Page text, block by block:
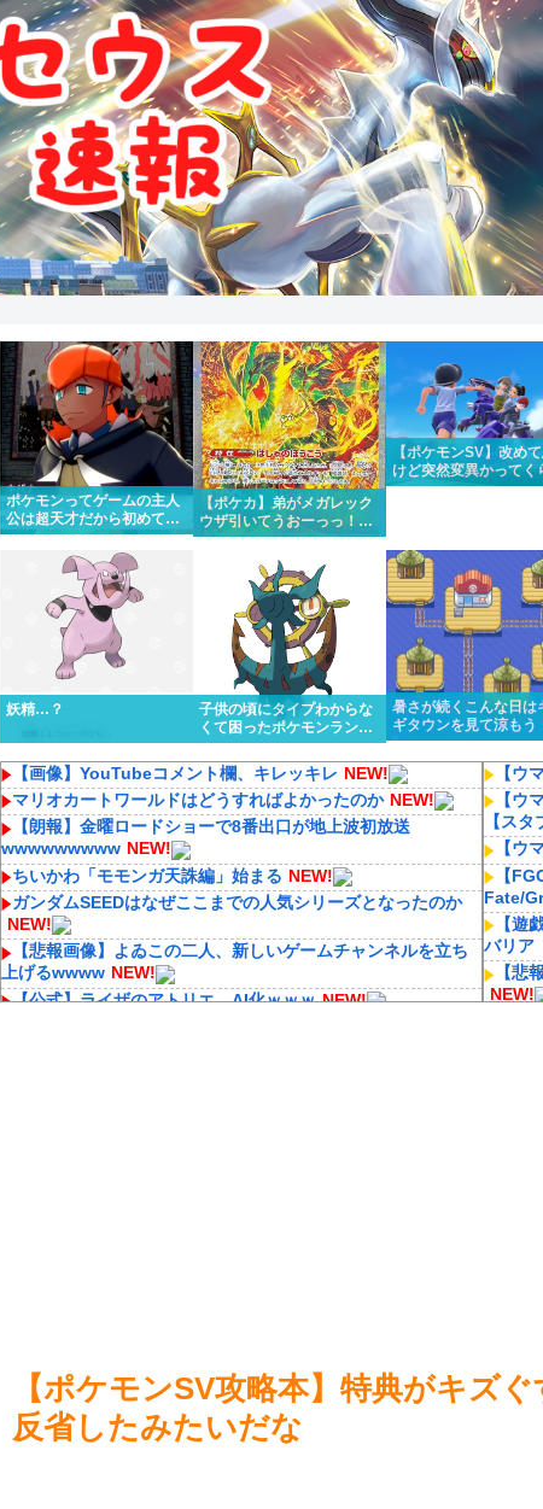
ポケモンってゲームの主人
公は超天才だから初めて出
場したポケモンリーグもさ
くっと優勝しちゃうけど…
【ポケカ】弟がメガレック
ウザ引いてうおーっっ！！
かっけー！！って一緒にな
ってるんだけど…
【ポケモンSV】改め
けど突然変異かってく
メインストーリーがめ
妖精…？
子供の頃にタイプわからな
くて困ったポケモンランキ
ング１位はる
暑さが続くこんな日は
ギタウンを見て涼もう
【画像】YouTubeコメント欄、キレッキレ NEW!
マリオカートワールドはどうすればよかったのか NEW!
【朗報】金曜ロードショーで8番出口が地上波初放送
wwwwwwwww NEW!
ちいかわ「モモンガ天誅編」始まる NEW!
ガンダムSEEDはなぜここまでの人気シリーズとなったのか
NEW!
【悲報画像】よゐこの二人、新しいゲームチャンネルを立ち
上げるwwww NEW!
【公式】ライザのアトリエ、AI化ｗｗｗ NEW!
【ウ
【ウ
【ス
【ウ
【
Fate/
【遊
バリア
【悲
NEW!
【ポケモンSV攻略本】特典がキズ
反省したみたいだな